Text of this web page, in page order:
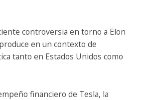
controversia en torno a Elon
en un contexto de
tanto en Estados Unidos como
financiero de Tesla, la